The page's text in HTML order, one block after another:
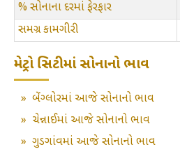
% સોનાના દરમાં ફેરફાર
સમગ્ર કામગીરી
મેટ્રો સિટીમાં સોનાનો ભાવ
» બેંગ્લોરમાં આજે સોનાનો ભાવ
» ચેન્નાઈમાં આજે સોનાનો ભાવ
» ગુડગાંવમાં આજે સોનાનો ભાવ